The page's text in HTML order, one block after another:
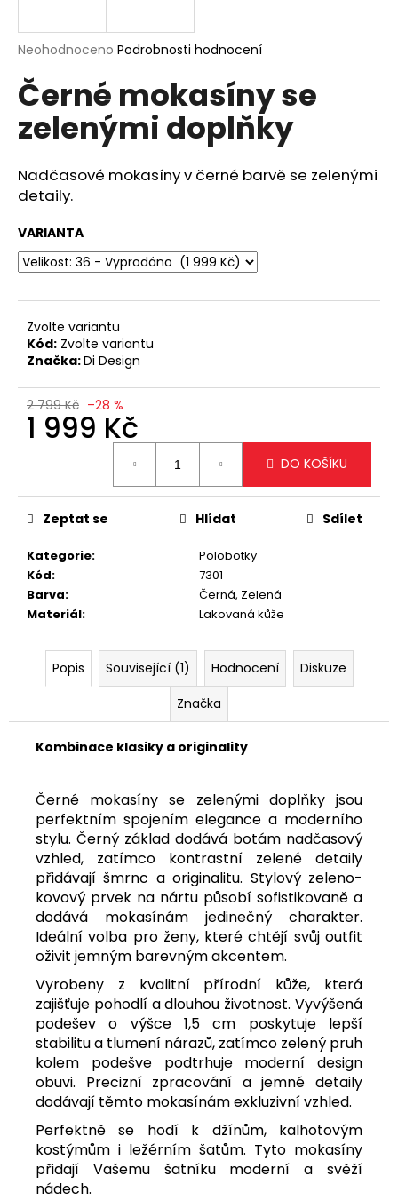
Průměrné
produktu
je
z
hvězdiček.
Neohodnoceno Podrobnosti hodnocení
Černé mokasíny se
zelenými doplňky
Nadčasové mokasíny v černé barvě se zelenými
detaily.
VARIANTA
Zvolte variantu
Kód: Zvolte variantu
Značka:Di Design
2 799 Kč –28 %
1 999 Kč
DO KOŠÍKU
Kategorie:
Polobotky
Kód:
7301
Barva:
Černá, Zelená
Materiál: Lakovaná kůže
Zeptat se Hlídat Sdílet
Popis Související (1) Hodnocení
Diskuze
Značka
Kombinace klasiky a originality
Černé mokasíny se zelenými doplňky jsou
perfektním spojením elegance a moderního
stylu. Černý základ dodává botám nadčasový
vzhled, zatímco kontrastní zelené detaily
přidávají šmrnc a originalitu. Stylový zeleno-
kovový prvek na nártu působí sofistikovaně a
dodává mokasínám jedinečný charakter.
Ideální volba pro ženy, které chtějí svůj outfit
oživit jemným barevným akcentem.
Vyrobeny z kvalitní přírodní kůže, která
zajišťuje pohodlí a dlouhou životnost. Vyvýšená
podešev o výšce 1,5 cm poskytuje lepší
stabilitu a tlumení nárazů, zatímco zelený pruh
kolem podešve podtrhuje moderní design
obuvi. Precizní zpracování a jemné detaily
dodávají těmto mokasínám exkluzivní vzhled.
Perfektně se hodí k džínům, kalhotovým
kostýmům i ležérním šatům. Tyto mokasíny
přidají Vašemu šatníku moderní a svěží
nádech.
j
t
?
o
p
o
u
č
u
e
TRENDY
BÍLÁ
CROSSBODY
KABELKA